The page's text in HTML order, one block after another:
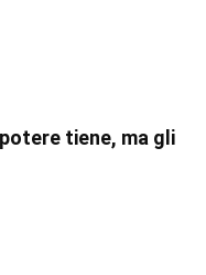
tiene, ma gli